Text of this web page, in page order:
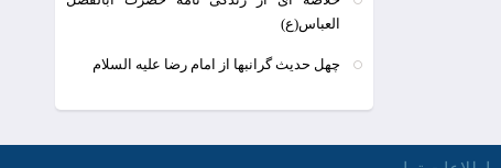
العباس(ع)
چهل حدیث گرانبها از امام رضا علیه السلام